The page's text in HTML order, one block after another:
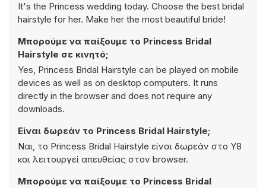
It's the Princess wedding today. Choose the best bridal
hairstyle for her. Make her the most beautiful bride!
Μπορούμε να παίξουμε το Princess Bridal
Hairstyle σε κινητό;
Yes, Princess Bridal Hairstyle can be played on mobile
devices as well as on desktop computers. It runs
directly in the browser and does not require any
downloads.
Είναι δωρεάν το Princess Bridal Hairstyle;
Ναι, το Princess Bridal Hairstyle είναι δωρεάν στο Y8
και λειτουργεί απευθείας στον browser.
Μπορούμε να παίξουμε το Princess Bridal